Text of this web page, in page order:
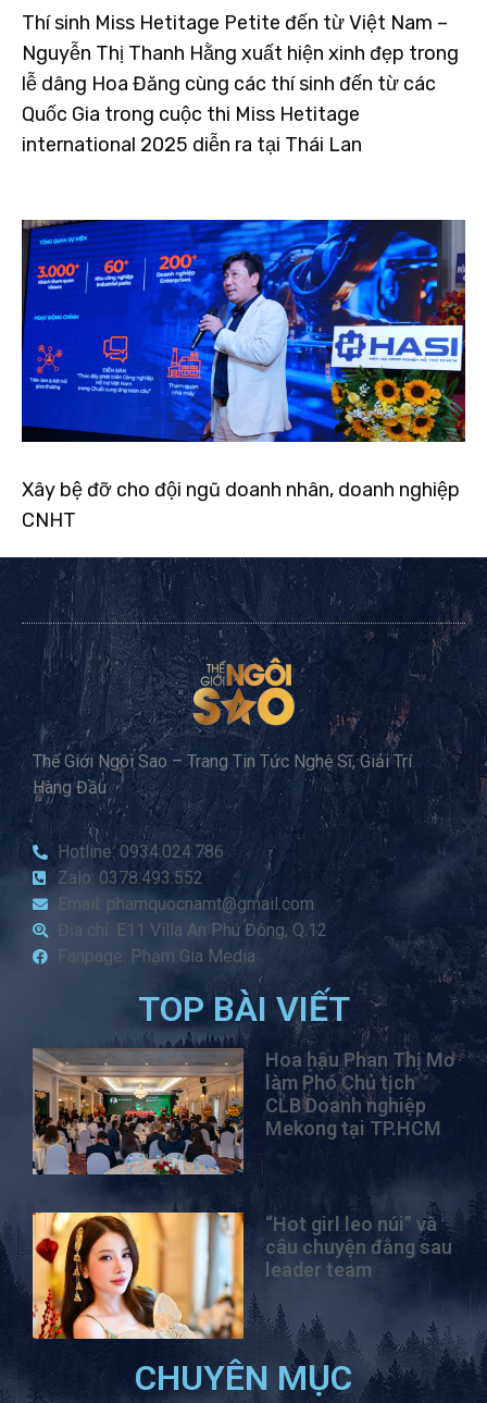
Thí sinh Miss Hetitage Petite đến từ Việt Nam –
Nguyễn Thị Thanh Hằng xuất hiện xinh đẹp trong
lễ dâng Hoa Đăng cùng các thí sinh đến từ các
Quốc Gia trong cuộc thi Miss Hetitage
international 2025 diễn ra tại Thái Lan
Xây bệ đỡ cho đội ngũ doanh nhân, doanh nghiệp
CNHT
Thế Giới Ngôi Sao – Trang Tin Tức Nghệ Sĩ, Giải Trí
Hàng Đầu
Hotline: 0934.024.786
Zalo: 0378.493.552
Email: phamquocnamt@gmail.com
Địa chỉ: E11 Villa An Phú Đông, Q.12
Fanpage: Phạm Gia Media
TOP BÀI VIẾT
Hoa hậu Phan Thị Mơ
làm Phó Chủ tịch
CLB Doanh nghiệp
Mekong tại TP.HCM
“Hot girl leo núi” và
câu chuyện đằng sau
leader team
CHUYÊN MỤC